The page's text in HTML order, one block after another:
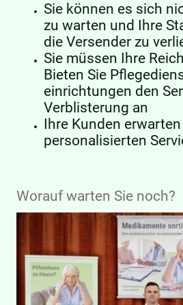
Sie können es sich
zu warten und Ihre
die Versender zu
Sie müssen Ihre
Bieten Sie
einrichtungen den
Verblisterung an
Ihre Kunden
personalisierten
Worauf warten Sie noch?